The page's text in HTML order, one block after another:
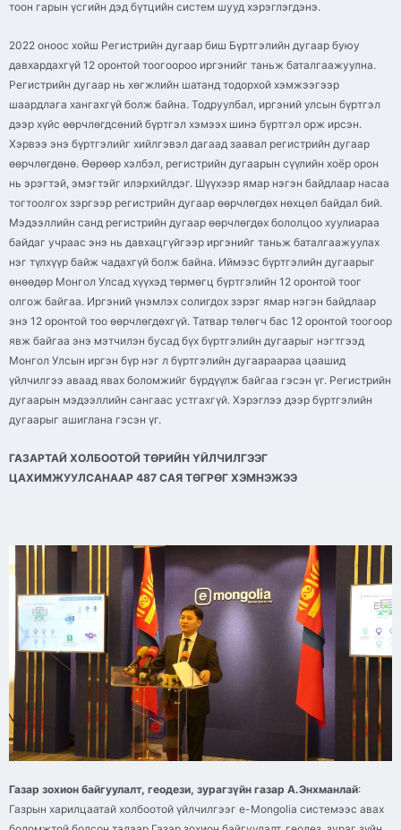
тоон гарын үсгийн дэд бүтцийн систем шууд хэрэглэгдэнэ.
2022 оноос хойш Регистрийн дугаар биш Бүртгэлийн дугаар буюу
давхардахгүй 12 оронтой тоогоороо иргэнийг таньж баталгаажуулна.
Регистрийн дугаар нь хөгжлийн шатанд тодорхой хэмжээгээр
шаардлага хангахгүй болж байна. Тодруулбал, иргэний улсын бүртгэл
дээр хүйс өөрчлөгдсөний бүртгэл хэмээх шинэ бүртгэл орж ирсэн.
Хэрвээ энэ бүртгэлийг хийлгэвэл дагаад заавал регистрийн дугаар
өөрчлөгдөнө. Өөрөөр хэлбэл, регистрийн дугаарын сүүлийн хоёр орон
нь эрэгтэй, эмэгтэйг илэрхийлдэг. Шүүхээр ямар нэгэн байдлаар насаа
тогтоолгох зэргээр регистрийн дугаар өөрчлөгдөх нөхцөл байдал бий.
Мэдээллийн санд регистрийн дугаар өөрчлөгдөх бололцоо хуулиараа
байдаг учраас энэ нь давхацгүйгээр иргэнийг таньж баталгаажуулах
нэг түлхүүр байж чадахгүй болж байна. Иймээс бүртгэлийн дугаарыг
өнөөдөр Монгол Улсад хүүхэд төрмөгц бүртгэлийн 12 оронтой тоог
олгож байгаа. Иргэний үнэмлэх солигдох зэрэг ямар нэгэн байдлаар
энэ 12 оронтой тоо өөрчлөгдөхгүй. Татвар төлөгч бас 12 оронтой тоогоор
явж байгаа энэ мэтчилэн бусад бүх бүртгэлийн дугаарыг нэгтгээд
Монгол Улсын иргэн бүр нэг л бүртгэлийн дугаараараа цаашид
үйлчилгээ аваад явах боломжийг бүрдүүлж байгаа гэсэн үг. Регистрийн
дугаарын мэдээллийн сангаас устгахгүй. Хэрэглээ дээр бүртгэлийн
дугаарыг ашиглана гэсэн үг.
ГАЗАРТАЙ ХОЛБООТОЙ ТӨРИЙН ҮЙЛЧИЛГЭЭГ
ЦАХИМЖУУЛСАНААР 487 САЯ ТӨГРӨГ ХЭМНЭЖЭЭ
Газар зохион байгуулалт, геодези, зурагзүйн газар А.Энхманлай:
Газрын харилцаатай холбоотой үйлчилгээг e-Mongolia системээс авах